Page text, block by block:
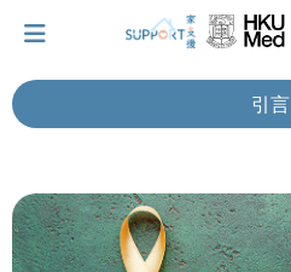
让我们与你并肩而行。
引言